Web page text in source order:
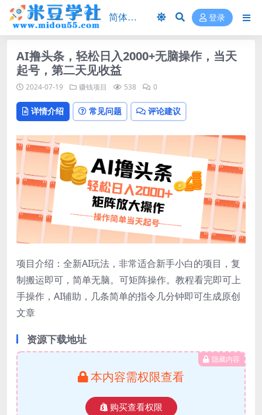
登录
AI撸头条，轻松日入2000+无脑操作，当天
起号，第二天见收益
2024-07-19 赚钱项目 538 0
详情介绍 常见问题 评论建议
项目介绍：全新AI玩法，非常适合新手小白的项目，复
制搬运即可，简单无脑。可矩阵操作。教程看完即可上
手操作，AI辅助，几条简单的指令几分钟即可生成原创
文章
资源下载地址
隐藏内容
本内容需权限查看
购买查看权限